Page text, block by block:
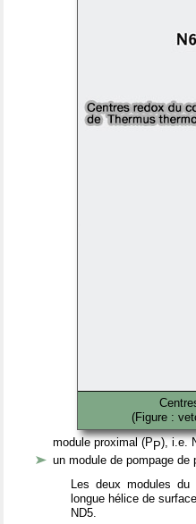
(Figure :
module proximal (PP), i.e.
un module de pompage de
Les deux modules du
longue hélice de
ND5.